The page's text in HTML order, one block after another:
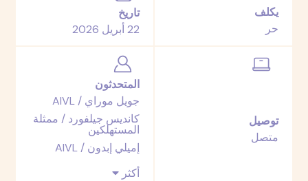
يكلف
حر
تاريخ
22 أبريل 2026
توصيل
متصل
المتحدثون
جويل موراي / AIVL
كانديس جيلفورد / ممثلة
المستهلكين
إميلي إبدون / AIVL
أكثر